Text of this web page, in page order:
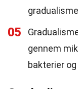
05
gennem
bakterier og